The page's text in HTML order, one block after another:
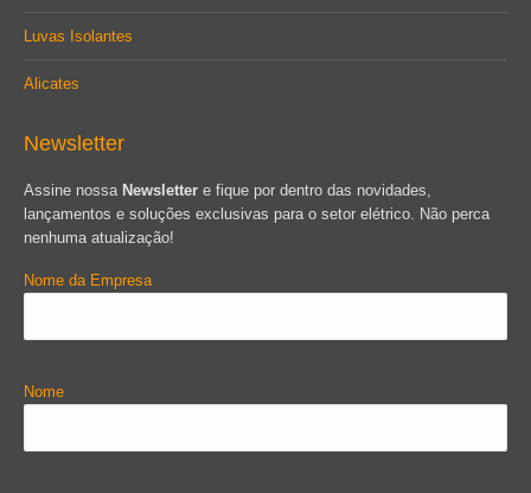
Luvas Isolantes
Alicates
Newsletter
Assine nossa Newsletter e fique por dentro das novidades,
lançamentos e soluções exclusivas para o setor elétrico. Não perca
nenhuma atualização!
Nome da Empresa
Nome